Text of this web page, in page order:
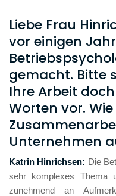
Liebe Frau
vor einigen
gemacht. Bitte
Ihre Arbeit
Worten vor.
Unternehmen
Katrin Hinrichsen: Die
sehr komplexes Thema
zunehmend an